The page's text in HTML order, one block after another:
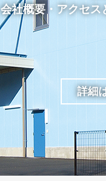
会社概要・アクセス
詳細